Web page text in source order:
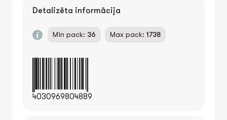
Detalizēta informācija
Min pack: 36 Max pack: 1738
4030969804889